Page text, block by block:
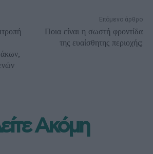
Επόμενο άρθρο
Ποια είναι η σωστή φροντίδα
της ευαίσθητης περιοχής;
Ακόμη